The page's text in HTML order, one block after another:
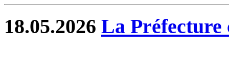
18.05.2026 La Préfecture